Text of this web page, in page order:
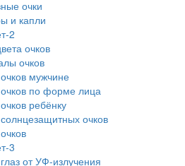
очки
и капли
2
очков
очков
мужчине
по форме лица
ребёнку
очков
3
от УФ-излучения